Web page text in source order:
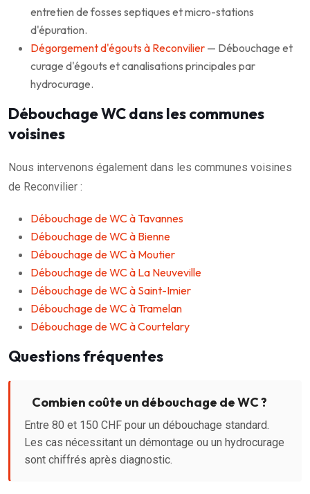
entretien de fosses septiques et micro-stations
d'épuration.
Dégorgement d'égouts à Reconvilier — Débouchage et
curage d'égouts et canalisations principales par
hydrocurage.
Débouchage WC dans les communes
voisines
Nous intervenons également dans les communes voisines
de Reconvilier :
Débouchage de WC à Tavannes
Débouchage de WC à Bienne
Débouchage de WC à Moutier
Débouchage de WC à La Neuveville
Débouchage de WC à Saint-Imier
Débouchage de WC à Tramelan
Débouchage de WC à Courtelary
Questions fréquentes
Combien coûte un débouchage de WC ?
Entre 80 et 150 CHF pour un débouchage standard.
Les cas nécessitant un démontage ou un hydrocurage
sont chiffrés après diagnostic.